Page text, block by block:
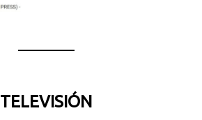
————–
TELEVISIÓN